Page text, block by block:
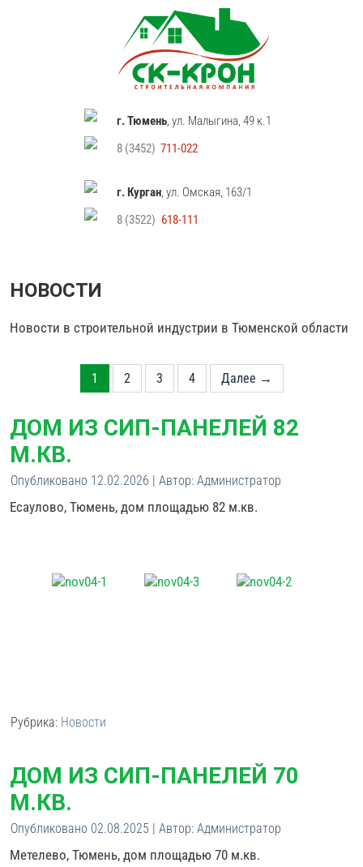
г. Тюмень, ул. Малыгина, 49 к.1
8 (3452) 711-022
г. Курган, ул. Омская, 163/1
8 (3522) 618-111
НОВОСТИ
Новости в строительной индустрии в Тюменской области
1 2 3 4 Далее →
ДОМ ИЗ СИП-ПАНЕЛЕЙ 82
М.КВ.
Опубликовано 12.02.2026 | Автор: Администратор
Есаулово, Тюмень, дом площадью 82 м.кв.
Рубрика: Новости
ДОМ ИЗ СИП-ПАНЕЛЕЙ 70
М.КВ.
Опубликовано 02.08.2025 | Автор: Администратор
Метелево, Тюмень, дом площадью 70 м.кв.